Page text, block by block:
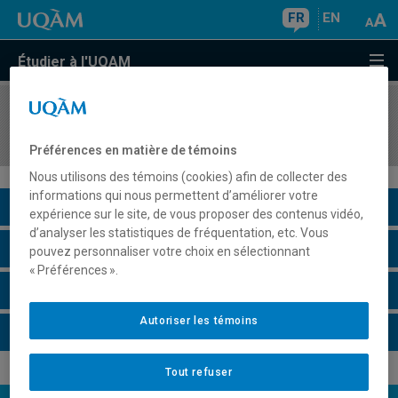
FR EN
Étudier à l'UQAM
COURS//
Description du cours
Horaire - Été 2026
Préférences en matière de témoins
Nous utilisons des témoins (cookies) afin de collecter des
informations qui nous permettent d’améliorer votre
expérience sur le site, de vous proposer des contenus vidéo,
d’analyser les statistiques de fréquentation, etc. Vous
pouvez personnaliser votre choix en sélectionnant
« Préférences ».
Tout refuser
Autoriser les témoins